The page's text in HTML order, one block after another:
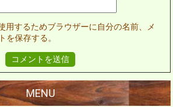
用するためブラウザーに自分の名前、メ
を保存する。